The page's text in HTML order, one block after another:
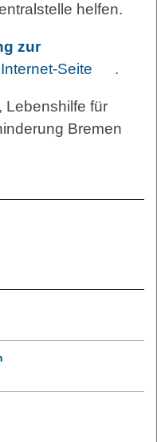
helfen.
zur
Seite .
Lebenshilfe für
Bremen